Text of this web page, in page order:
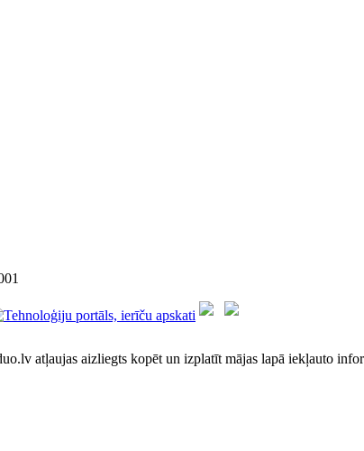
atļaujas aizliegts kopēt un izplatīt mājas lapā iekļauto